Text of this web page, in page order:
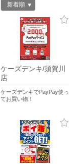
新着順
ケーズデンキ/須賀川
店
ケーズデンキでPayPay使っ
てお買い物！